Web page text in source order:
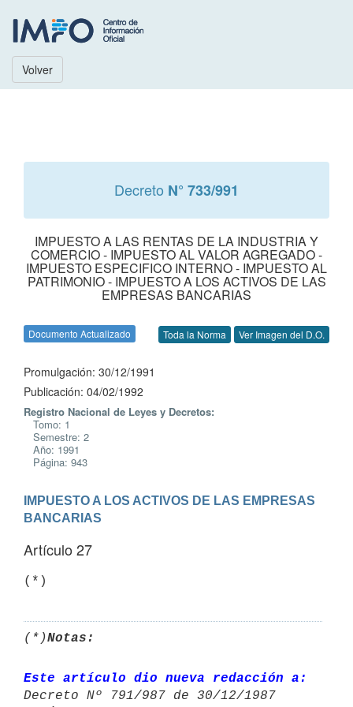
Volver
Decreto N° 733/991
IMPUESTO A LAS RENTAS DE LA INDUSTRIA Y
COMERCIO - IMPUESTO AL VALOR AGREGADO -
IMPUESTO ESPECIFICO INTERNO - IMPUESTO AL
PATRIMONIO - IMPUESTO A LOS ACTIVOS DE LAS
EMPRESAS BANCARIAS
Documento Actualizado Toda la Norma Ver Imagen del D.O.
Promulgación: 30/12/1991
Publicación: 04/02/1992
Registro Nacional de Leyes y Decretos:
Tomo: 1
Semestre: 2
Año: 1991
Página: 943
IMPUESTO A LOS ACTIVOS DE LAS EMPRESAS
BANCARIAS
Artículo 27
(*)Notas:
Este artículo dio nueva redacción a:
Decreto Nº 791/987 de 30/12/1987